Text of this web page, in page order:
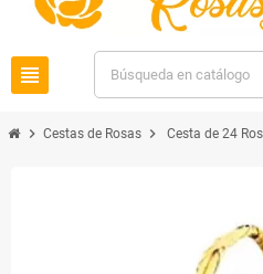
view_headline
chevron_right Cestas de Rosas chevron_right Cesta de 24